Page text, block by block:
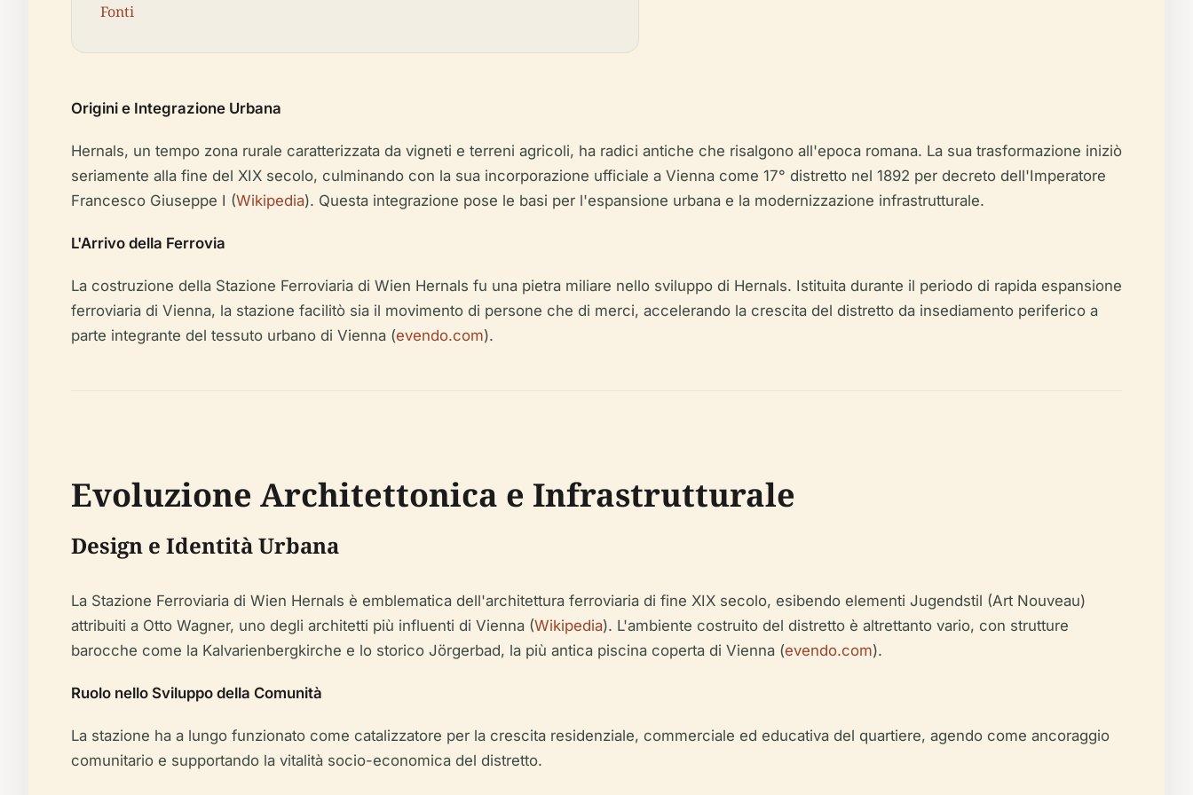
Fonti
Origini e Integrazione Urbana
Hernals, un tempo zona rurale caratterizzata da vigneti e terreni agricoli, ha radici antiche che risalgono all'epoca romana. La sua trasformazione iniziò
seriamente alla fine del XIX secolo, culminando con la sua incorporazione ufficiale a Vienna come 17° distretto nel 1892 per decreto dell'Imperatore
Francesco Giuseppe I (Wikipedia). Questa integrazione pose le basi per l'espansione urbana e la modernizzazione infrastrutturale.
L'Arrivo della Ferrovia
La costruzione della Stazione Ferroviaria di Wien Hernals fu una pietra miliare nello sviluppo di Hernals. Istituita durante il periodo di rapida espansione
ferroviaria di Vienna, la stazione facilitò sia il movimento di persone che di merci, accelerando la crescita del distretto da insediamento periferico a
parte integrante del tessuto urbano di Vienna (evendo.com).
Evoluzione Architettonica e Infrastrutturale
Design e Identità Urbana
La Stazione Ferroviaria di Wien Hernals è emblematica dell'architettura ferroviaria di fine XIX secolo, esibendo elementi Jugendstil (Art Nouveau)
attribuiti a Otto Wagner, uno degli architetti più influenti di Vienna (Wikipedia). L'ambiente costruito del distretto è altrettanto vario, con strutture
barocche come la Kalvarienbergkirche e lo storico Jörgerbad, la più antica piscina coperta di Vienna (evendo.com).
Ruolo nello Sviluppo della Comunità
La stazione ha a lungo funzionato come catalizzatore per la crescita residenziale, commerciale ed educativa del quartiere, agendo come ancoraggio
comunitario e supportando la vitalità socio-economica del distretto.